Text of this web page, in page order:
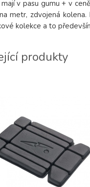
v pasu gumu + v
metr, zdvojená
kolekce a to
produkty